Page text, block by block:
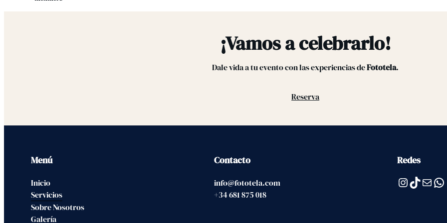
¡Vamos a celebrarlo!
Dale vida a tu evento con las experiencias deFototela.
Reserva
Menú
Inicio
Servicios
Sobre Nosotros
Galería
Contacto
info@fototela.com
+34 681 875 018
Redes
InstagramTikTok Correo electrónico WhatsApp